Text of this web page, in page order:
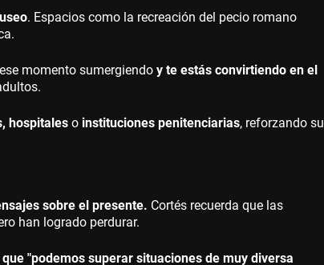
. Espacios como la recreación del pecio romano
momento sumergiendo y te estás convirtiendo en el
hospitales o instituciones penitenciarias, reforzando su
sobre el presente. Cortés recuerda que las
han logrado perdurar.
"podemos superar situaciones de muy diversa